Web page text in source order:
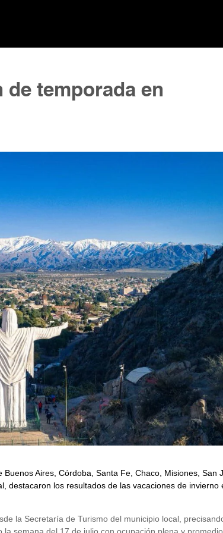
temporada en
Aires, Córdoba, Santa Fe, Chaco, Misiones, San
destacaron los resultados de las vacaciones de invierno
la Secretaría de Turismo del municipio local,